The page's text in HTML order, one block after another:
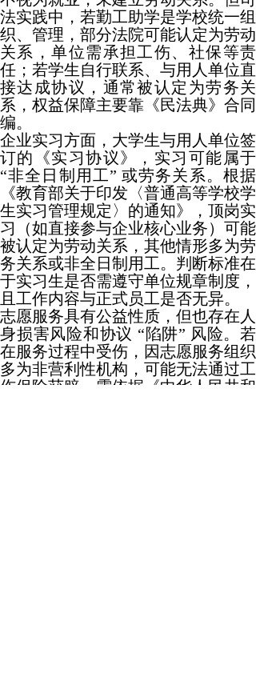
法实践中，若勤工助学是学校统一组
织、管理，部分法院可能认定为劳动
关系，单位需承担工伤、社保等责
任；若学生自行联系、与用人单位直
接达成协议，通常被认定为劳务关
系，权益保障主要靠《民法典》合同
编。
企业实习方面，大学生与用人单位签
订的《实习协议》，实习可能属于
“非全日制用工” 或劳务关系。根据
《教育部关于印发〈普通高等学校学
生实习管理规定〉的通知》，顶岗实
习（如直接参与企业核心业务）可能
被认定为劳动关系，其他情形多为劳
务关系或非全日制用工。判断标准在
于实习生是否需遵守单位规章制度，
且工作内容与正式员工是否无异。
志愿服务具有公益性质，但也存在人
身损害风险和协议 “陷阱” 风险。若
在服务过程中受伤，因志愿服务组织
多为非营利性机构，可能无法通过工
伤保险获赔，需依据《中华人民共和